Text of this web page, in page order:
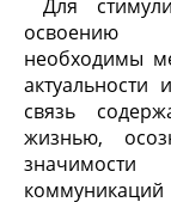
Для
освоению
необходимы
актуальности
связь
жизнью,